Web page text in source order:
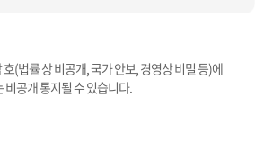
(법률 상 비공개, 국가 안보, 경영상 비밀 등)에
공개 통지될 수 있습니다.